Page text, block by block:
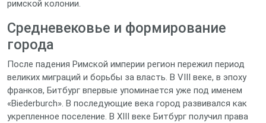
римской колонии.
Средневековье и формирование
города
После падения Римской империи регион пережил период
великих миграций и борьбы за власть. В VIII веке, в эпоху
франков, Битбург впервые упоминается уже под именем
«Biederburch». В последующие века город развивался как
укрепленное поселение. В XIII веке Битбург получил права